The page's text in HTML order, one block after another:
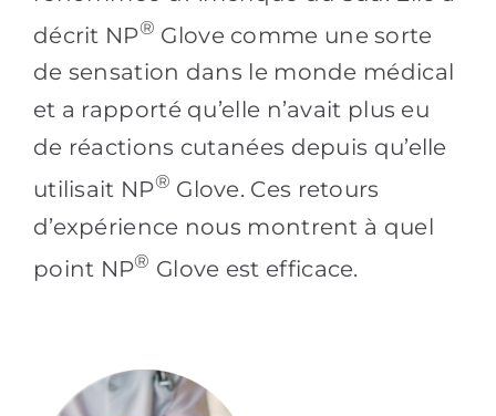
décrit NP® Glove comme une sorte
de sensation dans le monde médical
et a rapporté qu’elle n’avait plus eu
de réactions cutanées depuis qu’elle
utilisait NP® Glove. Ces retours
d’expérience nous montrent à quel
point NP® Glove est efficace.